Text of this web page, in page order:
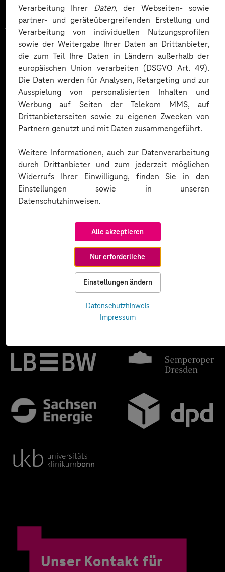
Verarbeitung Ihrer Daten, der Webseiten- sowie
partner- und geräteübergreifenden Erstellung und
Verarbeitung von individuellen Nutzungsprofilen
sowie der Weitergabe Ihrer Daten an Drittanbieter,
die zum Teil Ihre Daten in Ländern außerhalb der
europäischen Union verarbeiten (DSGVO Art. 49).
Die Daten werden für Analysen, Retargeting und zur
Ausspielung von personalisierten Inhalten und
Werbung auf Seiten der Telekom MMS, auf
Drittanbieterseiten sowie zu eigenen Zwecken von
Partnern genutzt und mit Daten zusammengeführt.
Weitere Informationen, auch zur Datenverarbeitung
durch Drittanbieter und zum jederzeit möglichen
Widerrufs Ihrer Einwilligung, finden Sie in den
Einstellungen sowie in unseren
Datenschutzhinweisen.
Alle akzeptieren
Nur erforderliche
Einstellungen ändern
Datenschutzhinweis
Impressum
Zahlreiche Unternehmen
vertrauen auf unsere
Expertise. Hier eine Auswahl:
Unser Kontakt für